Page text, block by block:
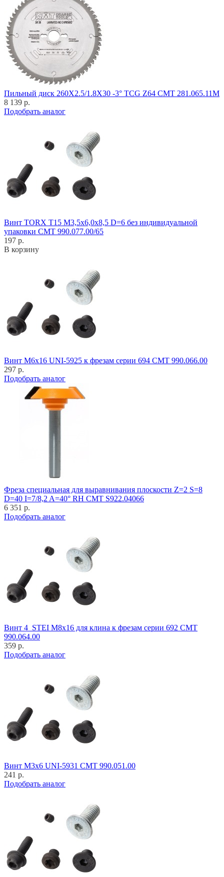
Пильный диск 260X2.5/1.8X30 -3° TCG Z64 CMT 281.065.11M
8 139 р.
Подобрать аналог
Винт TORX T15 M3,5x6,0x8,5 D=6 без индивидуальной
упаковки CMT 990.077.00/65
197 р.
В корзину
Винт M6x16 UNI-5925 к фрезам серии 694 CMT 990.066.00
297 р.
Подобрать аналог
Фреза специальная для выравнивания плоскости Z=2 S=8
D=40 I=7/8,2 A=40° RH CMT S922.04066
6 351 р.
Подобрать аналог
Винт 4_STEI M8x16 для клина к фрезам серии 692 CMT
990.064.00
359 р.
Подобрать аналог
Винт M3x6 UNI-5931 CMT 990.051.00
241 р.
Подобрать аналог